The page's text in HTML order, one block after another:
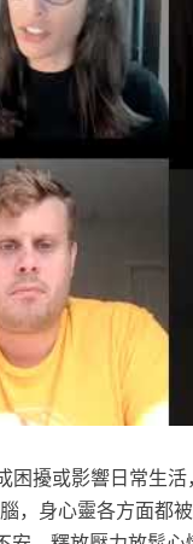
擾或影響日常生
，身心靈各方面都